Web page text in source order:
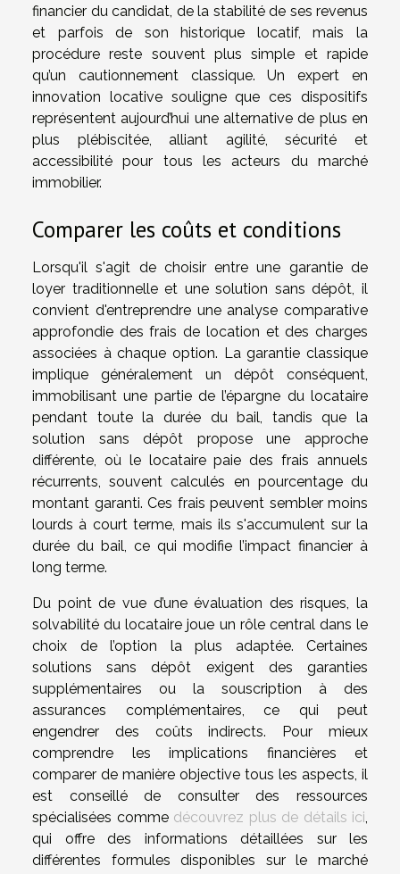
financier du candidat, de la stabilité de ses revenus
et parfois de son historique locatif, mais la
procédure reste souvent plus simple et rapide
qu’un cautionnement classique. Un expert en
innovation locative souligne que ces dispositifs
représentent aujourd’hui une alternative de plus en
plus plébiscitée, alliant agilité, sécurité et
accessibilité pour tous les acteurs du marché
immobilier.
Comparer les coûts et conditions
Lorsqu'il s'agit de choisir entre une garantie de
loyer traditionnelle et une solution sans dépôt, il
convient d'entreprendre une analyse comparative
approfondie des frais de location et des charges
associées à chaque option. La garantie classique
implique généralement un dépôt conséquent,
immobilisant une partie de l’épargne du locataire
pendant toute la durée du bail, tandis que la
solution sans dépôt propose une approche
différente, où le locataire paie des frais annuels
récurrents, souvent calculés en pourcentage du
montant garanti. Ces frais peuvent sembler moins
lourds à court terme, mais ils s'accumulent sur la
durée du bail, ce qui modifie l’impact financier à
long terme.
Du point de vue d’une évaluation des risques, la
solvabilité du locataire joue un rôle central dans le
choix de l’option la plus adaptée. Certaines
solutions sans dépôt exigent des garanties
supplémentaires ou la souscription à des
assurances complémentaires, ce qui peut
engendrer des coûts indirects. Pour mieux
comprendre les implications financières et
comparer de manière objective tous les aspects, il
est conseillé de consulter des ressources
spécialisées comme découvrez plus de détails ici,
qui offre des informations détaillées sur les
différentes formules disponibles sur le marché